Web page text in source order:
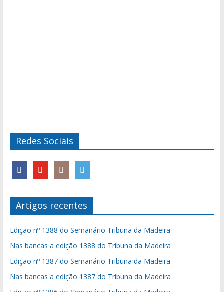
Redes Sociais
Artigos recentes
Edição nº 1388 do Semanário Tribuna da Madeira
Nas bancas a edição 1388 do Tribuna da Madeira
Edição nº 1387 do Semanário Tribuna da Madeira
Nas bancas a edição 1387 do Tribuna da Madeira